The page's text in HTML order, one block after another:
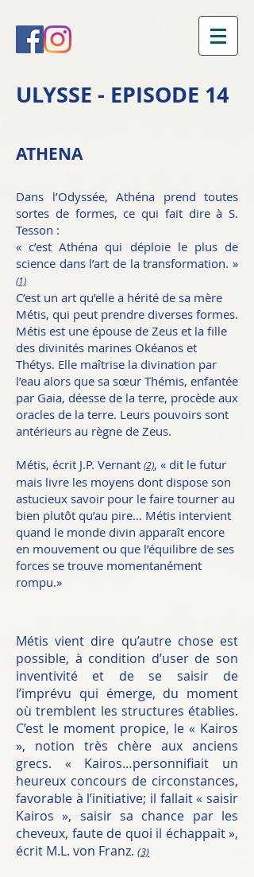
ULYSSE - EPISODE 14
ATHENA
Dans l’Odyssée, Athéna prend toutes
sortes de formes, ce qui fait dire à S.
Tesson :
« c’est Athéna qui déploie le plus de
science dans l’art de la transformation. »
(1)
C’est un art qu’elle a hérité de sa mère
Métis, qui peut prendre diverses formes.
Métis est une épouse de Zeus et la fille
des divinités marines Okéanos et
Thétys. Elle maîtrise la divination par
l’eau alors que sa sœur Thémis, enfantée
par Gaia, déesse de la terre, procède aux
oracles de la terre. Leurs pouvoirs sont
antérieurs au règne de Zeus.
Métis, écrit J.P. Vernant (2), « dit le futur
mais livre les moyens dont dispose son
astucieux savoir pour le faire tourner au
bien plutôt qu’au pire… Métis intervient
quand le monde divin apparaît encore
en mouvement ou que l’équilibre de ses
forces se trouve momentanément
rompu.»
Métis vient dire qu’autre chose est
possible, à condition d’user de son
inventivité et de se saisir de
l’imprévu qui émerge, du moment
où tremblent les structures établies.
C’est le moment propice, le « Kairos
», notion très chère aux anciens
grecs. « Kairos…personnifiait un
heureux concours de circonstances,
favorable à l’initiative; il fallait « saisir
Kairos », saisir sa chance par les
cheveux, faute de quoi il échappait »,
écrit M.L. von Franz. (3)